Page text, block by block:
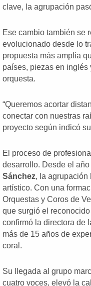
clave, la agrupación
Ese cambio también se
evolucionado desde lo
propuesta más amplia
países, piezas en inglés
orquesta.
“Queremos acortar
conectar con nuestras
proyecto según indicó
El proceso de
desarrollo. Desde el
Sánchez, la agrupación
artístico. Con una
Orquestas y Coros de
que surgió el
confirmó la directora de
más de 15 años de
coral.
Su llegada al grupo
cuatro voces, elevó la